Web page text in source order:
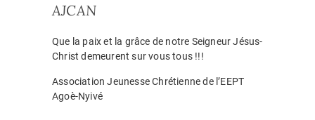
AJCAN
Que la paix et la grâce de notre Seigneur Jésus-
Christ demeurent sur vous tous !!!
Association Jeunesse Chrétienne de l’EEPT
Agoè-Nyivé